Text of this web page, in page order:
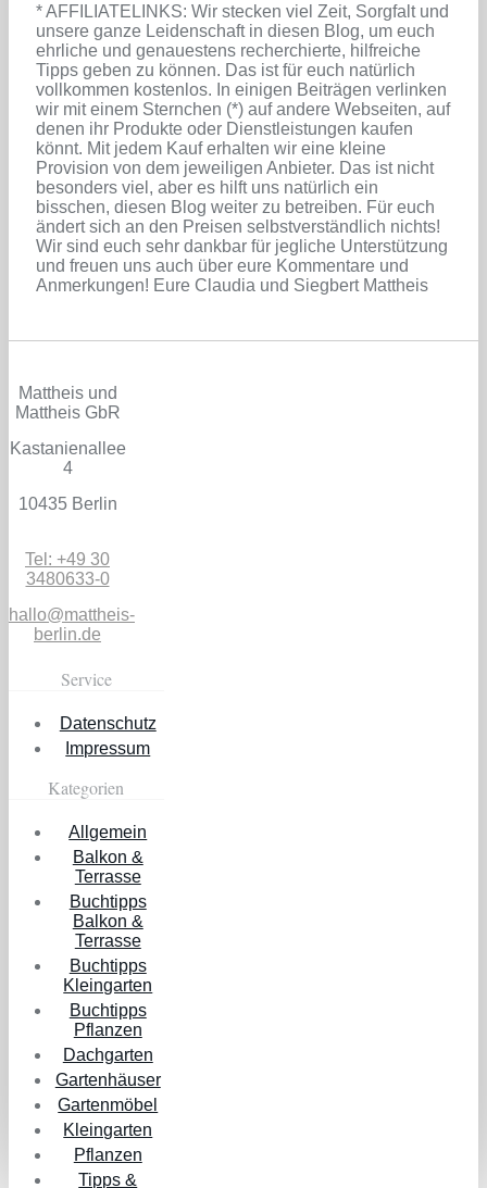
* AFFILIATELINKS: Wir stecken viel Zeit, Sorgfalt und
unsere ganze Leidenschaft in diesen Blog, um euch
ehrliche und genauestens recherchierte, hilfreiche
Tipps geben zu können. Das ist für euch natürlich
vollkommen kostenlos. In einigen Beiträgen verlinken
wir mit einem Sternchen (*) auf andere Webseiten, auf
denen ihr Produkte oder Dienstleistungen kaufen
könnt. Mit jedem Kauf erhalten wir eine kleine
Provision von dem jeweiligen Anbieter. Das ist nicht
besonders viel, aber es hilft uns natürlich ein
bisschen, diesen Blog weiter zu betreiben. Für euch
ändert sich an den Preisen selbstverständlich nichts!
Wir sind euch sehr dankbar für jegliche Unterstützung
und freuen uns auch über eure Kommentare und
Anmerkungen! Eure Claudia und Siegbert Mattheis
Mattheis und
Mattheis GbR
Kastanienallee
4
10435 Berlin
Tel: +49 30
3480633-0
hallo@mattheis-
berlin.de
Service
Datenschutz
Impressum
Kategorien
Allgemein
Balkon &
Terrasse
Buchtipps
Balkon &
Terrasse
Buchtipps
Kleingarten
Buchtipps
Pflanzen
Dachgarten
Gartenhäuser
Gartenmöbel
Kleingarten
Pflanzen
Tipps &